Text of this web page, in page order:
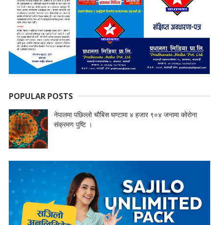
POPULAR POSTS
नेपालमा पछिल्लो चौबिस घण्टामा ४ हजार ९०४ जनामा कोरोना
संक्रमण पुष्टि ।